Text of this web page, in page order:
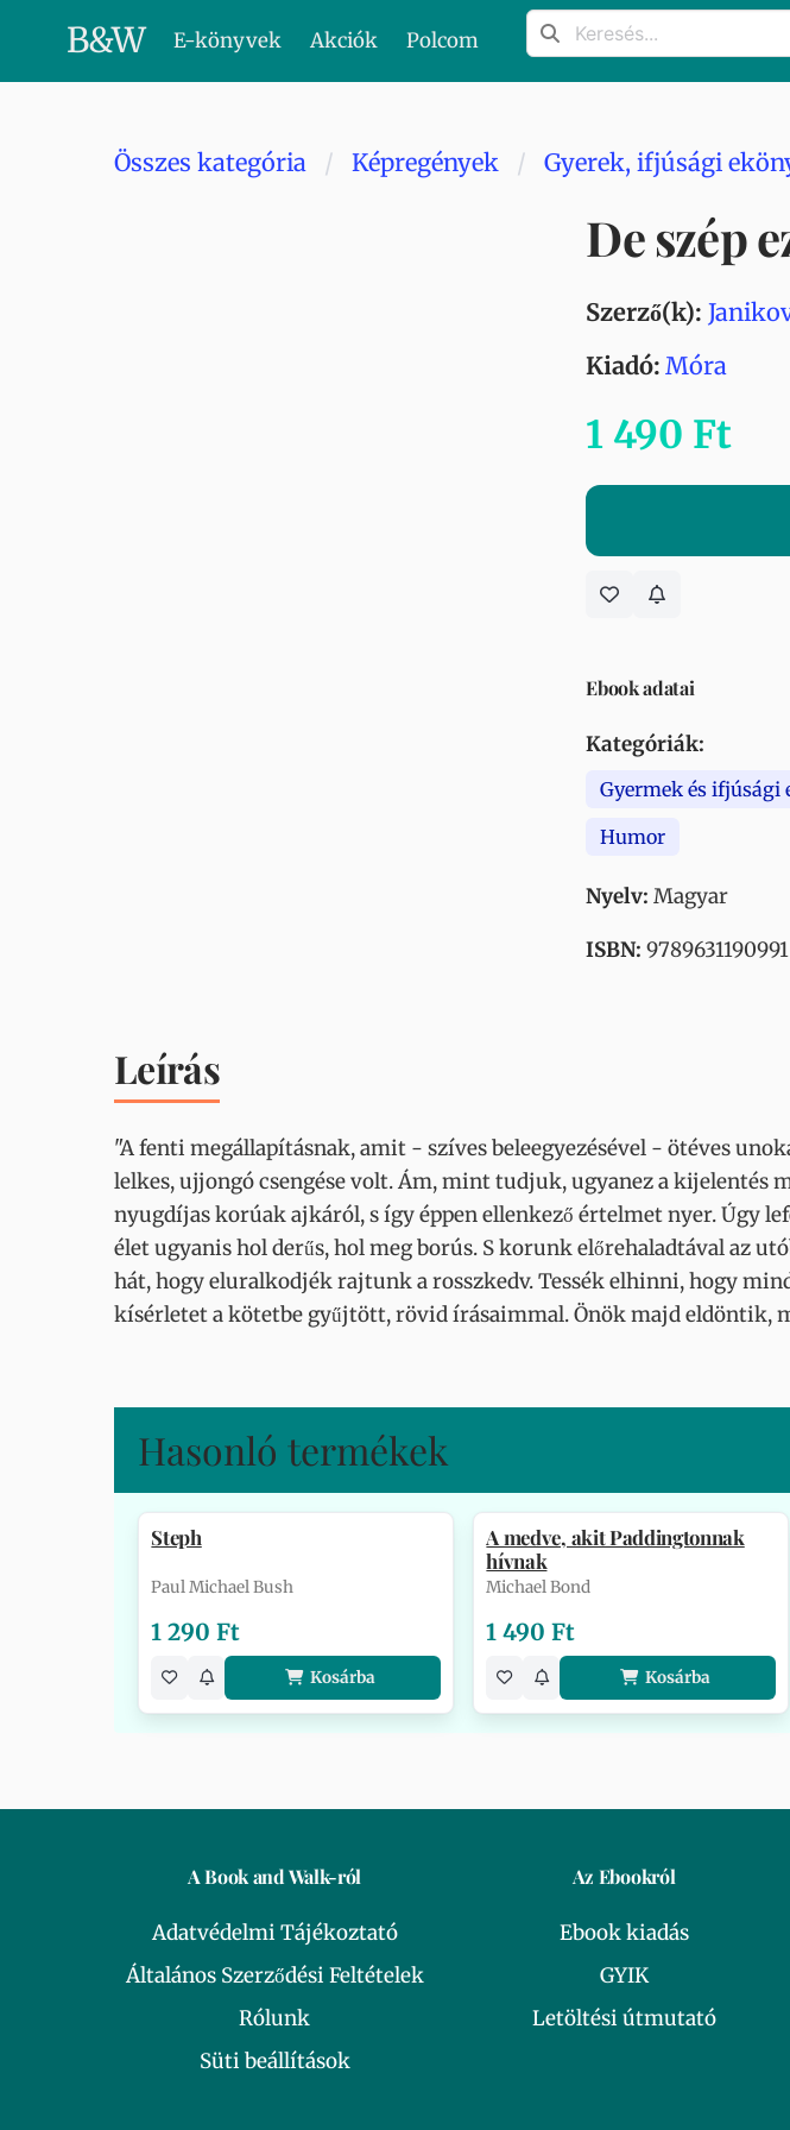
B&W E-könyvek Akciók Polcom
Összes kategória Képregények Gyerek, ifjúsági
De szép
Szerző(k):
Kiadó: Móra
1 490 Ft
Ebook adatai
Kategóriák:
Gyermek és ifjúsági
Humor
Nyelv: Magyar
ISBN: 9789631190991
Leírás
"A fenti megállapításnak, amit - szíves beleegyezésével - ötéves
lelkes, ujjongó csengése volt. Ám, mint tudjuk, ugyanez a kijelentés
nyugdíjas korúak ajkáról, s így éppen ellenkező értelmet nyer. Úgy
élet ugyanis hol derűs, hol meg borús. S korunk előrehaladtával az
hát, hogy eluralkodjék rajtunk a rosszkedv. Tessék elhinni, hogy
kísérletet a kötetbe gyűjtött, rövid írásaimmal. Önök majd eldöntik,
Hasonló termékek
Steph
Paul Michael Bush
1 290 Ft
Kosárba
A medve, akit Paddingtonnak
hívnak
Michael Bond
1 490 Ft
Kosárba
A Book and Walk-ról
Adatvédelmi Tájékoztató
Általános Szerződési Feltételek
Rólunk
Süti beállítások
Az Ebookról
Ebook kiadás
GYIK
Letöltési útmutató